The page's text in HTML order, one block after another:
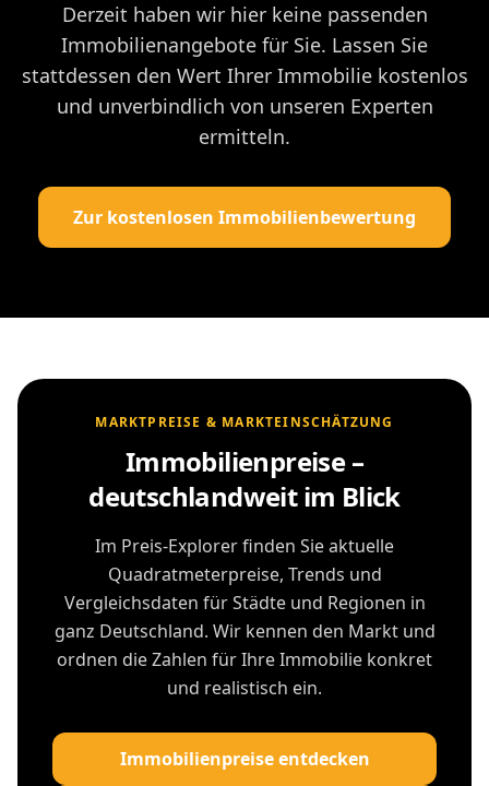
Derzeit haben wir hier keine passenden
Immobilienangebote für Sie. Lassen Sie
stattdessen den Wert Ihrer Immobilie kostenlos
und unverbindlich von unseren Experten
ermitteln.
Zur kostenlosen Immobilienbewertung
MARKTPREISE & MARKTEINSCHÄTZUNG
Immobilienpreise –
deutschlandweit im Blick
Im Preis-Explorer finden Sie aktuelle
Quadratmeterpreise, Trends und
Vergleichsdaten für Städte und Regionen in
ganz Deutschland. Wir kennen den Markt und
ordnen die Zahlen für Ihre Immobilie konkret
und realistisch ein.
Immobilienpreise entdecken